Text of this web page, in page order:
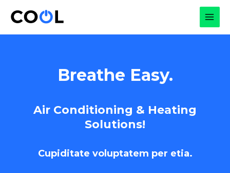
Breathe Easy.
Air Conditioning & Heating
Solutions!
Cupiditate voluptatem per etia.